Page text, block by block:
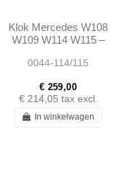
Klok Mercedes W108
W109 W114 W115 –
0005420411
0044-114/115
€ 259,00
€ 214,05 tax excl.
In winkelwagen